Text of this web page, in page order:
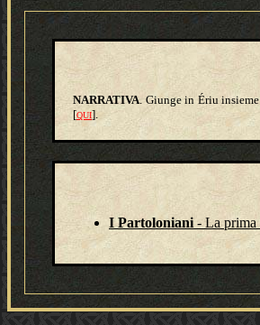
NARRATIVA. Giunge in Ériu
[QUI].
I Partoloniani - La prima